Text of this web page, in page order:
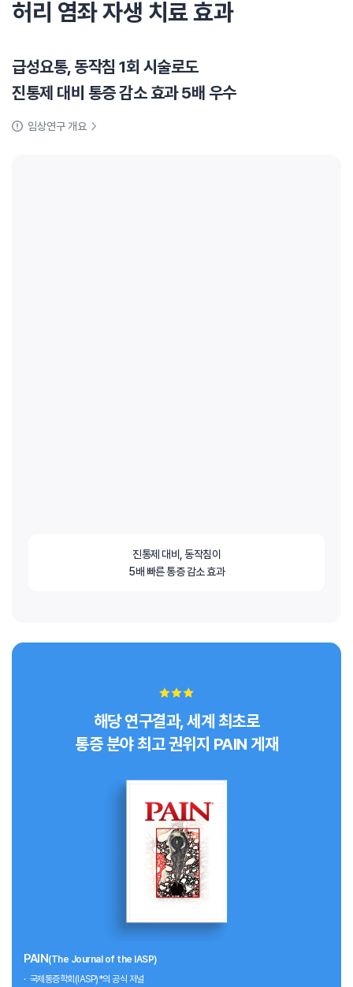
허리 염좌 자생 치료 효과
급성요통, 동작침 1회 시술로도
진통제 대비 통증 감소 효과 5배 우수
임상연구 개요
진통제 대비, 동작침이
5배 빠른 통증 감소 효과
해당 연구결과, 세계 최초로
통증 분야 최고 권위지 PAIN 게재
PAIN(The Journal of the IASP)
국제통증학회(IASP)*의 공식 저널